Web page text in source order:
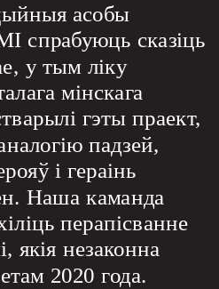
асобы
спрабуюць сказіць
у тым ліку
мінскага
гэты праект,
падзей,
і гераінь
Наша каманда
перапісванне
якія незаконна
2020 года.